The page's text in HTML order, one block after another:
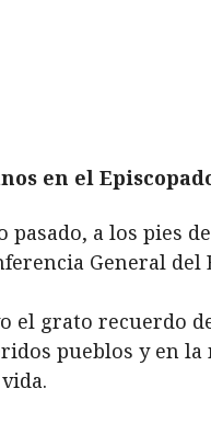
en el
pasado, a los pies
General
el grato recuerdo
pueblos y en